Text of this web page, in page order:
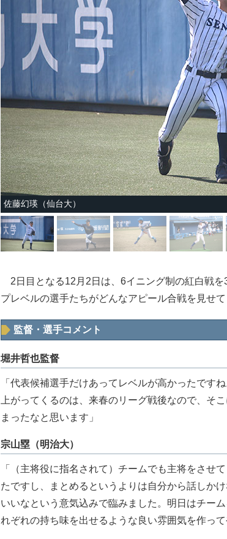
佐藤幻瑛（仙台大）
2日目となる12月2日は、6イニング制の紅白戦を
プレベルの選手たちがどんなアピール合戦を見せて
監督・選手コメント
堀井哲也監督
「代表候補選手だけあってレベルが高かったです
上がってくるのは、来春のリーグ戦後なので、そ
まったなと思います」
宗山塁（明治大）
「（主将役に指名されて）チームでも主将をさせ
たですし、まとめるというよりは自分から話しか
いいなという意気込みで臨みました。明日はチー
れぞれの持ち味を出せるような良い雰囲気を作っ